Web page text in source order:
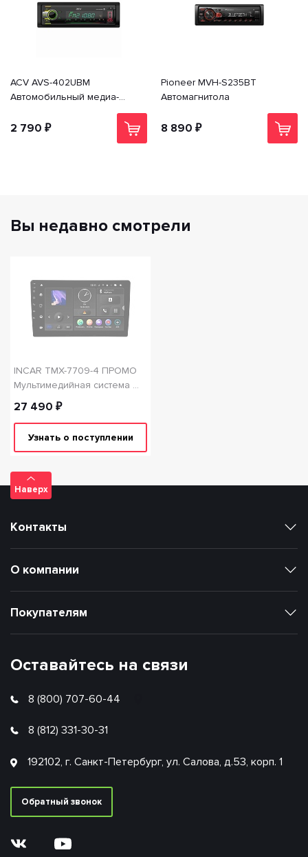
ACV AVS-402UBM
Автомобильный медиа-
ресивер с Bluetooth USB, SD,
USB Type-C
2 790 ₽
Pioneer MVH-S235BT
Автомагнитола
8 890 ₽
Вы недавно смотрели
INCAR TMX-7709-4 ПРОМО
Мультимедийная система 9"
Android 10 DSP BT wi-fi
4+64GB
27 490 ₽
Узнать о поступлении
Наверх
Оставайтесь на связи
8 (800) 707-60-44
8 (812) 331-30-31
192102, г. Санкт-Петербург, ул. Салова, д.53, корп. 1
Обратный звонок
Покупателям
О компании
Контакты